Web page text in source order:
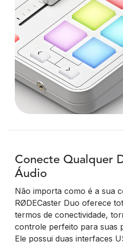
Conecte Qualquer
Áudio
Não importa como é a sua
RØDECaster Duo oferece
termos de conectividade,
controle perfeito para suas
Ele possui duas interfaces